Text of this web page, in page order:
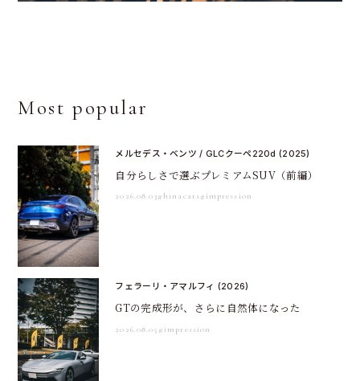
Most popular
メルセデス・ベンツ / GLCクーペ220d (2025)
自分らしさで選ぶプレミアムSUV（前編）
2026.08.03#hinacars#impression
フェラーリ・アマルフィ (2026)
GTの完成形が、さらに自然体になった
2026.08.05 #impression